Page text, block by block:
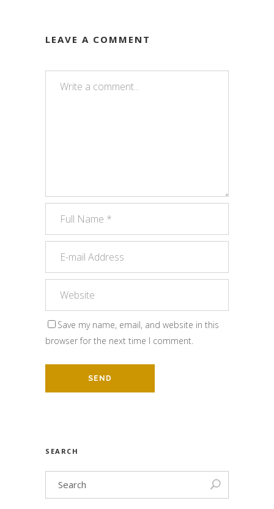
LEAVE A COMMENT
Save my name, email, and website in this
browser for the next time I comment.
SEARCH